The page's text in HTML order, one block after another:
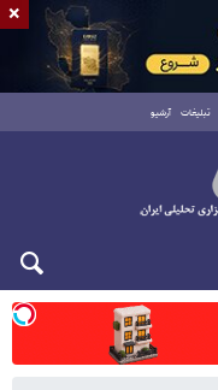
تبلیغات آرشیو
×